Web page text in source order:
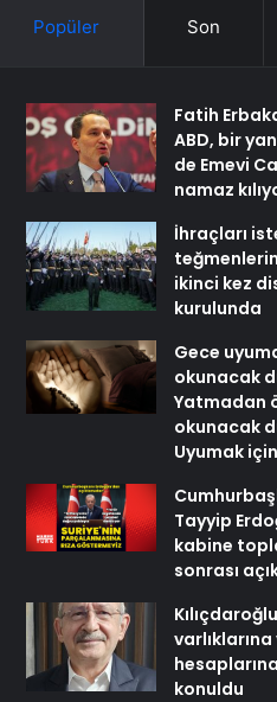
Popüler Son
Fatih
ABD, bir
de Emevi
namaz
İhraçları
ikinci kez
kurulunda
Gece
okunacak
Yatmadan
okunacak
Uyumak
Tayyip
kabine
sonrası
konuldu